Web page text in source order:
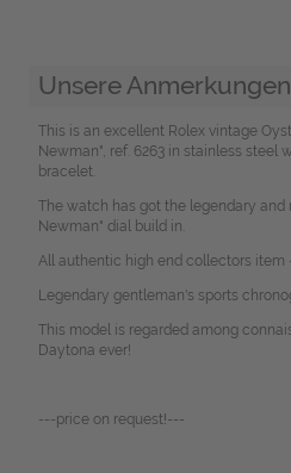
Unsere Anmerkungen
This is an excellent Rolex vintage
Newman", ref. 6263 in stainless steel
bracelet.
The watch has got the legendary and
Newman" dial build in.
All authentic high end collectors item
Legendary gentleman's sports
This model is regarded among
Daytona ever!
---price on request!---